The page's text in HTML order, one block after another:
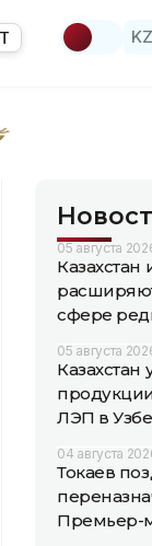
KZ
05 августа
сфере
05 августа
Казахстан
ЛЭП в
04 августа
Токаев
Премьер-